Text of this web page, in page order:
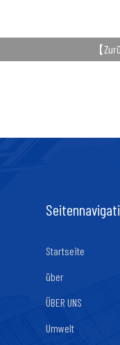
【
Startseite
über
ÜBER UNS
Umwelt